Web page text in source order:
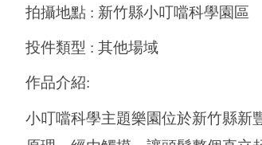
拍攝地點 : 新竹縣小叮噹科學園區
投件類型 : 其他場域
作品介紹:
小叮噹科學主題樂園位於新竹縣新